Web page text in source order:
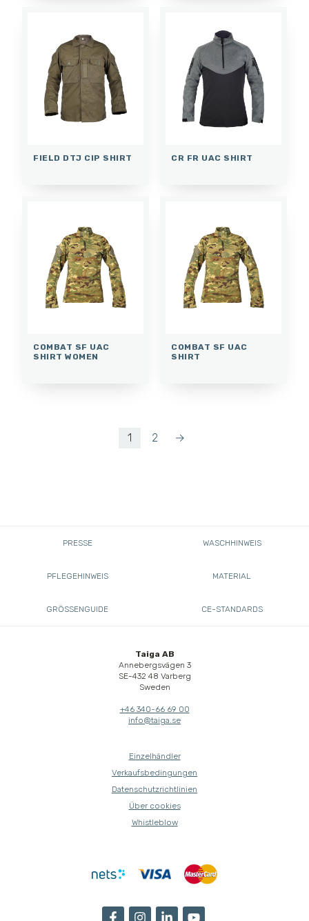
FIELD DTJ CIP SHIRT CR FR UAC SHIRT
COMBAT SF UAC
SHIRT WOMEN
COMBAT SF UAC
SHIRT
1 2 →
PRESSE WASCHHINWEIS
PFLEGEHINWEIS MATERIAL
GRÖSSENGUIDE CE-STANDARDS
Taiga AB
Annebergsvägen 3
SE-432 48 Varberg
Sweden
+46 340-66 69 00
info@taiga.se
Einzelhändler
Verkaufsbedingungen
Datenschutzrichtlinien
Über cookies
Whistleblow